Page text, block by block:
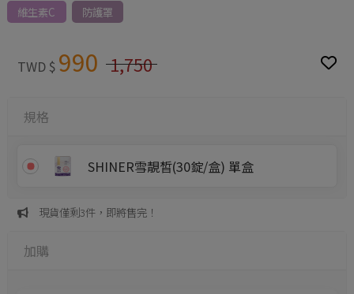
維生素C 防護罩
TWD $ 990 1,750
規格
SHINER雪靚皙(30錠/盒) 單盒
現貨僅剩3件，即將售完！
加購